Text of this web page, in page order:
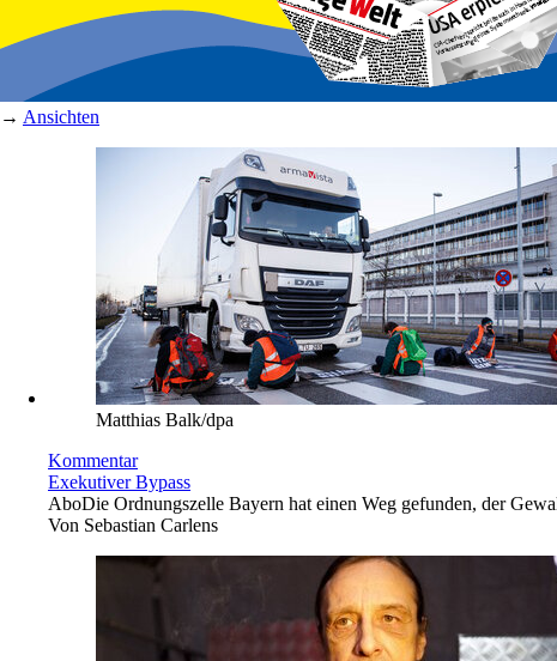
→ Ansichten
Matthias Balk/dpa
Kommentar
Exekutiver Bypass
AboDie Ordnungszelle Bayern hat einen Weg gefunden, der
Von Sebastian Carlens